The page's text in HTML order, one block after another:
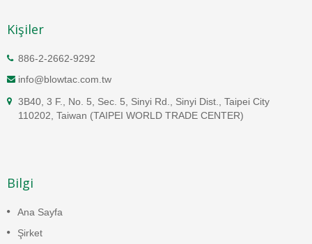
Kişiler
886-2-2662-9292
info@blowtac.com.tw
3B40, 3 F., No. 5, Sec. 5, Sinyi Rd., Sinyi Dist., Taipei City
110202, Taiwan (TAIPEI WORLD TRADE CENTER)
Bilgi
Ana Sayfa
Şirket